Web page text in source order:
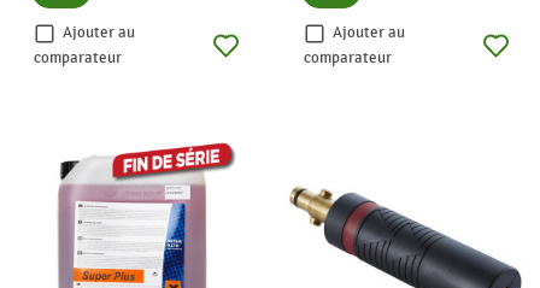
Ajouter au
comparateur
Ajouter au
comparateur